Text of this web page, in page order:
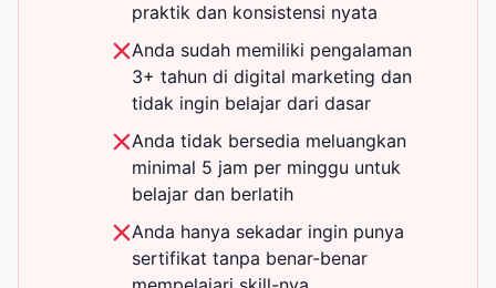
praktik dan konsistensi nyata
Anda sudah memiliki pengalaman
3+ tahun di digital marketing dan
tidak ingin belajar dari dasar
Anda tidak bersedia meluangkan
minimal 5 jam per minggu untuk
belajar dan berlatih
Anda hanya sekadar ingin punya
sertifikat tanpa benar-benar